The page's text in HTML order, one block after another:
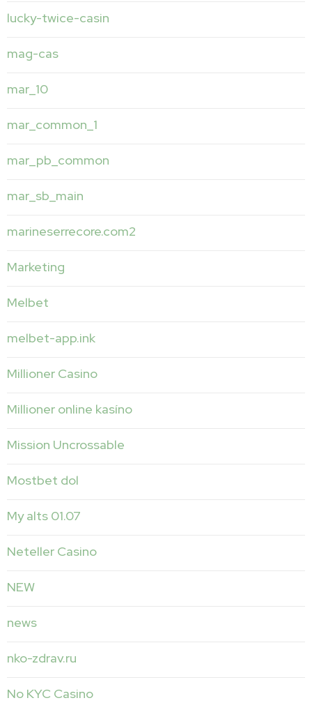
lucky-twice-casin
mag-cas
mar_10
mar_common_1
mar_pb_common
mar_sb_main
marineserrecore.com2
Marketing
Melbet
melbet-app.ink
Millioner Casino
Millioner online kasíno
Mission Uncrossable
Mostbet dol
My alts 01.07
Neteller Casino
NEW
news
nko-zdrav.ru
No KYC Casino